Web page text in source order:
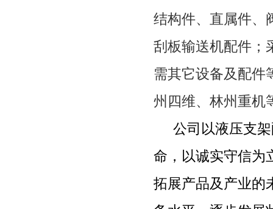
结构件、直属件、
刮板输送机配件；
需其它设备及配件
州四维、林州重机
公司以液压支
命，以诚实守信为
拓展产品及产业的